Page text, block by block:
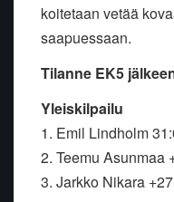
koitetaan vetää
saapuessaan.
Tilanne EK5
Yleiskilpailu
1. Emil Lindholm
2. Teemu Asunmaa
3. Jarkko Nikara